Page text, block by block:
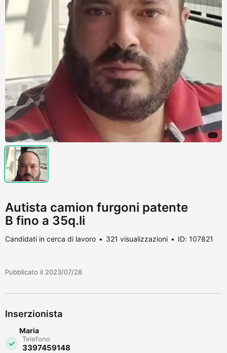
Autista camion furgoni patente
B fino a 35q.li
Candidati in cerca di lavoro 321 visualizzazioni ID: 107821
Pubblicato il 2023/07/28
Inserzionista
Maria
Telefono
3397459148